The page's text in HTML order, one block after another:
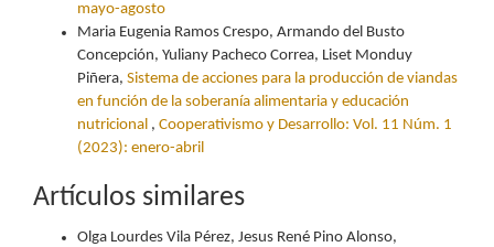
mayo-agosto
Maria Eugenia Ramos Crespo, Armando del Busto
Concepción, Yuliany Pacheco Correa, Liset Monduy
Piñera, Sistema de acciones para la producción de viandas
en función de la soberanía alimentaria y educación
nutricional , Cooperativismo y Desarrollo: Vol. 11 Núm. 1
(2023): enero-abril
Artículos similares
Olga Lourdes Vila Pérez, Jesus René Pino Alonso,